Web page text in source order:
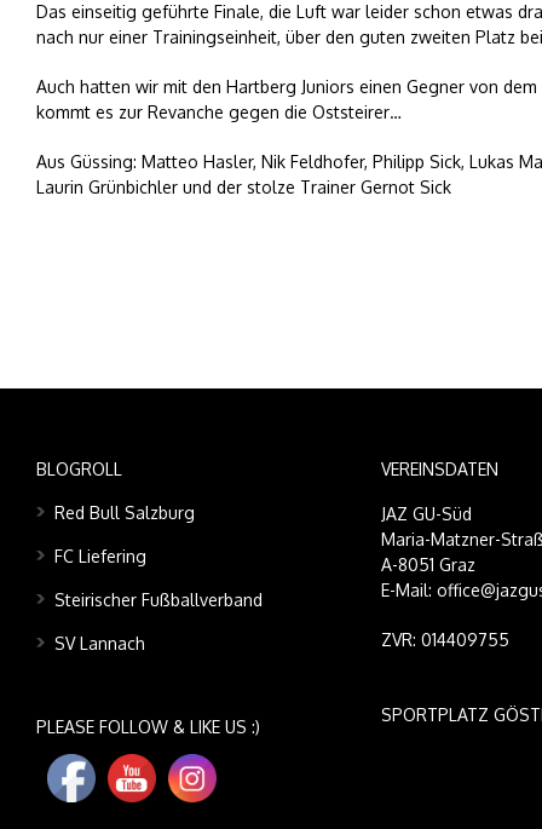
Das einseitig geführte Finale, die Luft war leider schon etwas
nach nur einer Trainingseinheit, über den guten zweiten Platz
Auch hatten wir mit den Hartberg Juniors einen Gegner von
kommt es zur Revanche gegen die Oststeirer…
Aus Güssing: Matteo Hasler, Nik Feldhofer, Philipp Sick, Lukas
Laurin Grünbichler und der stolze Trainer Gernot Sick
BLOGROLL
Red Bull Salzburg
FC Liefering
Steirischer Fußballverband
SV Lannach
PLEASE FOLLOW & LIKE US :)
VEREINSDATEN
JAZ GU-Süd
Maria-Matzner-
A-8051 Graz
E-Mail:
ZVR: 014409755
SPORTPLATZ